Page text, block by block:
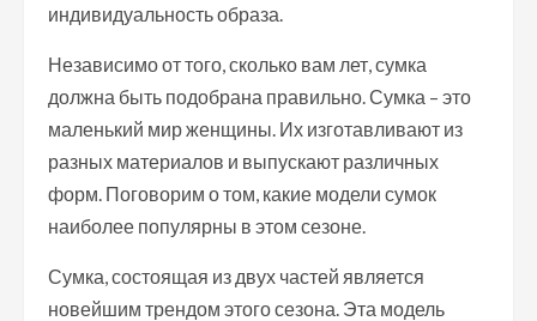
индивидуальность образа.
Независимо от того, сколько вам лет, сумка
должна быть подобрана правильно. Сумка – это
маленький мир женщины. Их изготавливают из
разных материалов и выпускают различных
форм. Поговорим о том, какие модели сумок
наиболее популярны в этом сезоне.
Сумка, состоящая из двух частей является
новейшим трендом этого сезона. Эта модель